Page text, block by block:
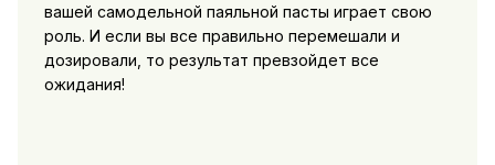
вашей самодельной паяльной пасты играет свою
роль. И если вы все правильно перемешали и
дозировали, то результат превзойдет все
ожидания!